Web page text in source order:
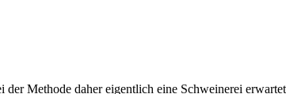
Methode daher eigentlich eine Schweinerei